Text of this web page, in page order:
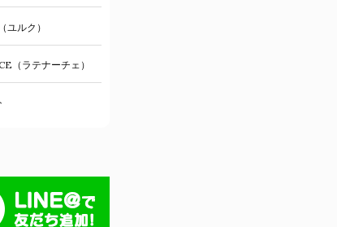
ユルク）
（ラテナーチェ）